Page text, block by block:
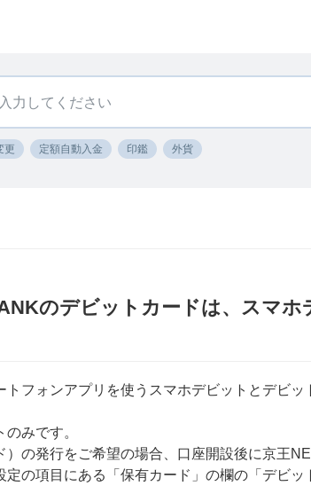
更 定額自動入金 印鑑 外貨
のデビットカードは、スマ
フォンアプリを使うスマホデビットとデビ
みです。
の発行をご希望の場合、口座開設後に京王
の項目にある「保有カード」の欄の「デビ